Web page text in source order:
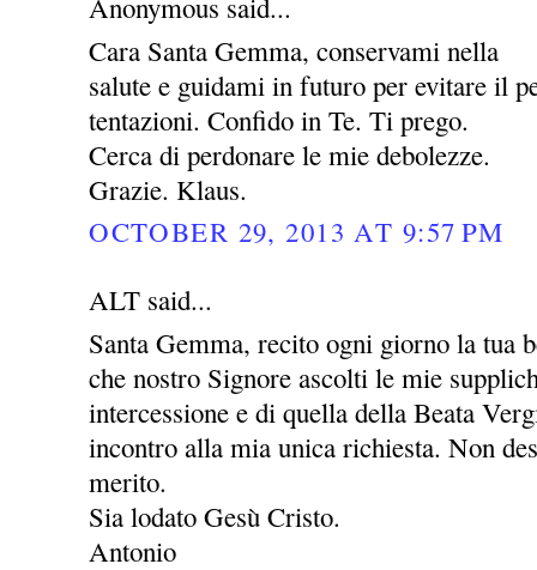
Cara Santa Gemma, conservami nella
salute e guidami in futuro per evitare il
tentazioni. Confido in Te. Ti prego.
Cerca di perdonare le mie debolezze.
Grazie. Klaus.
OCTOBER 29, 2013 AT 9:57 PM
ALT said...
Santa Gemma, recito ogni giorno la tua
che nostro Signore ascolti le mie
intercessione e di quella della Beata
incontro alla mia unica richiesta. Non
merito.
Sia lodato Gesù Cristo.
Antonio